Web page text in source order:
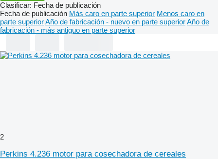
Clasificar: Fecha de publicación
Fecha de publicación Más caro en parte superior Menos caro en
parte superiorAño de fabricación - nuevo en parte superiorAño de
fabricación - más antiguo en parte superior
2
Perkins 4.236 motor para cosechadora de cereales